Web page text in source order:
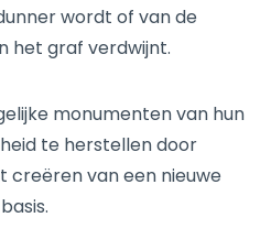
wordt of van de
het graf verdwijnt.
monumenten van hun
te herstellen door
creëren van een nieuwe
basis.